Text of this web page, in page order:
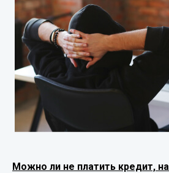
Можно ли не платить кредит,